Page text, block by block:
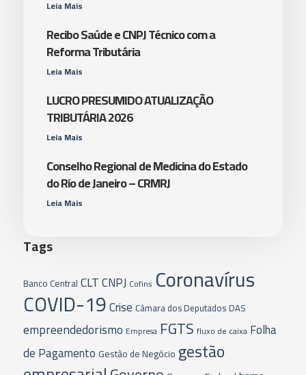
Leia Mais
Recibo Saúde e CNPJ Técnico com a
Reforma Tributária
Leia Mais
LUCRO PRESUMIDO ATUALIZAÇÃO
TRIBUTÁRIA 2026
Leia Mais
Conselho Regional de Medicina do Estado
do Rio de Janeiro – CRMRJ
Leia Mais
Tags
Banco CentralCLTCNPJ Cofins Coronavírus
COVID-19Crise Câmara dos Deputados DAS
empreendedorismo Empresa FGTS fluxo de caixa Folha
de Pagamento Gestão de Negócio gestão